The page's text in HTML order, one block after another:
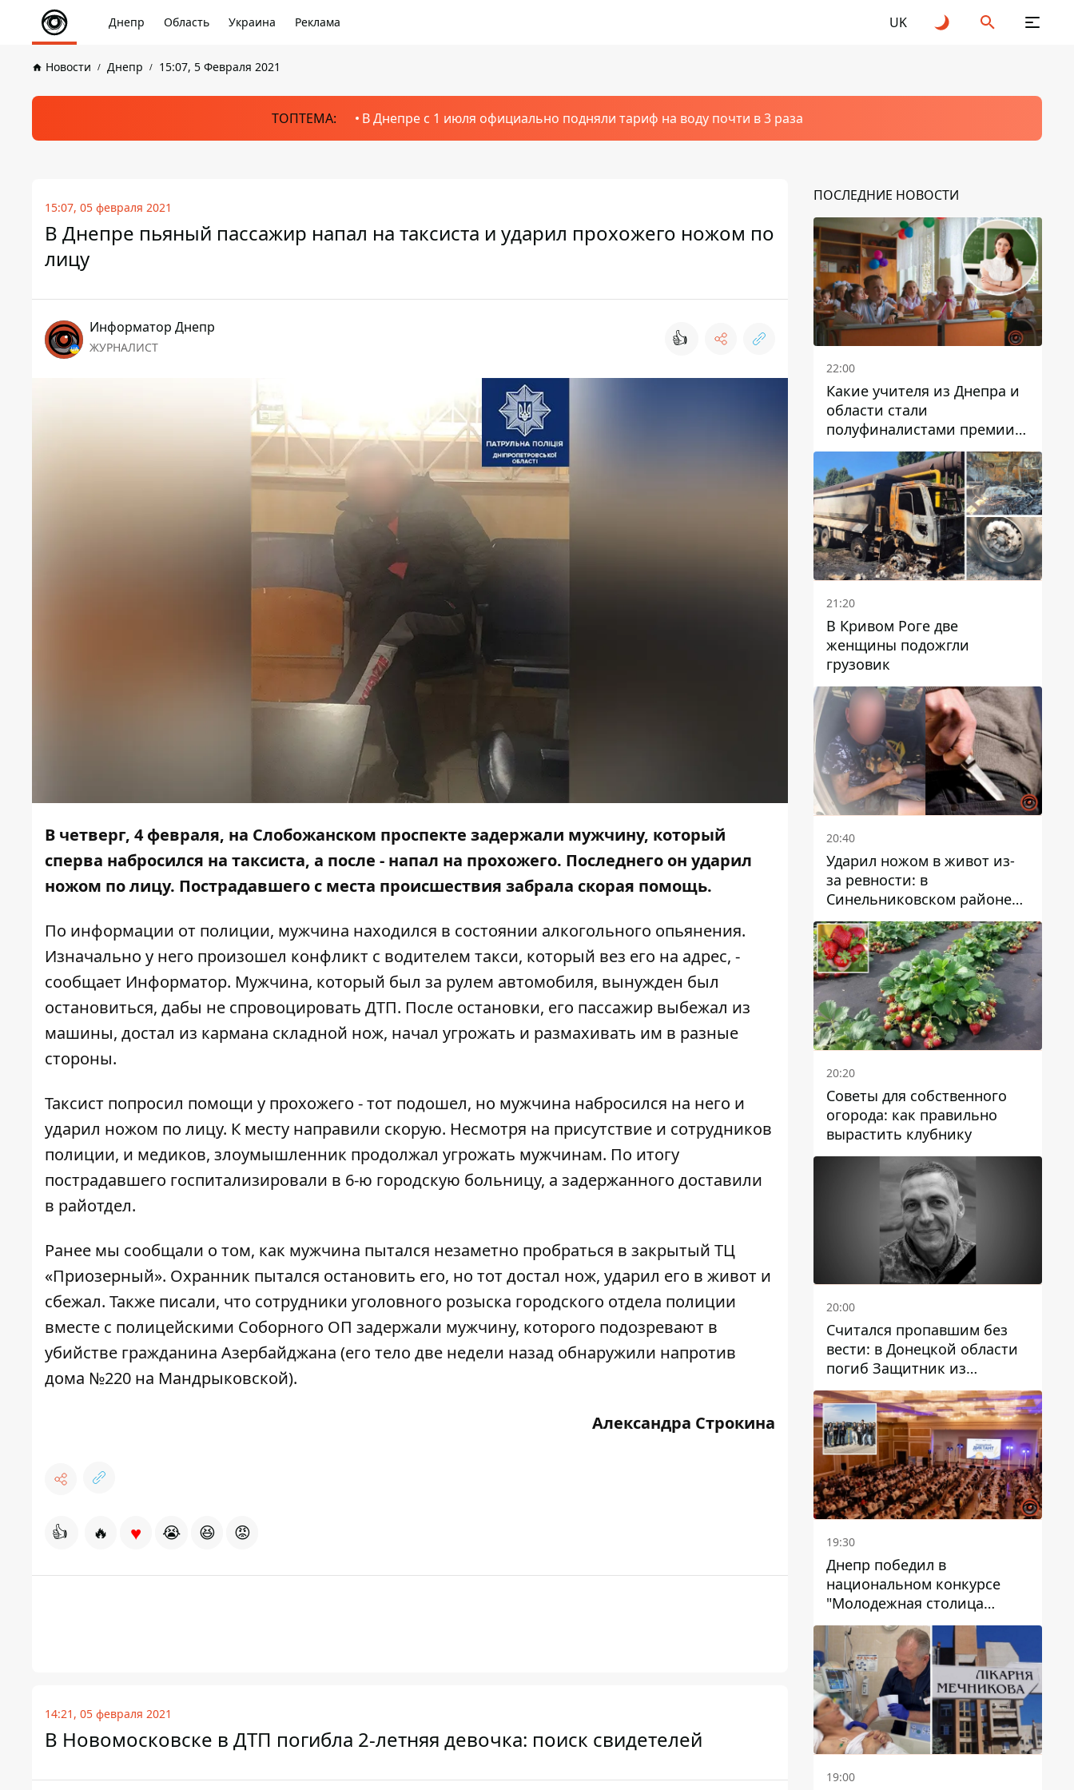
Днепр Область Украина Реклама UK
Новости Днепр 15:07, 5 Февраля 2021
ТОПТЕМА: В Днепре с 1 июля официально подняли тариф на воду почти в 3 раза
15:07, 05 февраля 2021
В Днепре пьяный пассажир напал на таксиста и ударил прохожего ножом по
лицу
Информатор Днепр
ЖУРНАЛИСТ 👍
В четверг, 4 февраля, на Слобожанском проспекте задержали мужчину, который
сперва набросился на таксиста, а после - напал на прохожего. Последнего он ударил
ножом по лицу. Пострадавшего с места происшествия забрала скорая помощь.
По информации от полиции, мужчина находился в состоянии алкогольного опьянения.
Изначально у него произошел конфликт с водителем такси, который вез его на адрес, -
сообщает Информатор. Мужчина, который был за рулем автомобиля, вынужден был
остановиться, дабы не спровоцировать ДТП. После остановки, его пассажир выбежал из
машины, достал из кармана складной нож, начал угрожать и размахивать им в разные
стороны.
Таксист попросил помощи у прохожего - тот подошел, но мужчина набросился на него и
ударил ножом по лицу. К месту направили скорую. Несмотря на присутствие и сотрудников
полиции, и медиков, злоумышленник продолжал угрожать мужчинам. По итогу
пострадавшего госпитализировали в 6-ю городскую больницу, а задержанного доставили
в райотдел.
Ранее мы сообщали о том, как мужчина пытался незаметно пробраться в закрытый ТЦ
«Приозерный». Охранник пытался остановить его, но тот достал нож, ударил его в живот и
сбежал. Также писали, что сотрудники уголовного розыска городского отдела полиции
вместе с полицейскими Соборного ОП задержали мужчину, которого подозревают в
убийстве гражданина Азербайджана (его тело две недели назад обнаружили напротив
дома №220 на Мандрыковской).
Александра Строкина
👍 🔥 ♥ 😭 😆 😡
14:21, 05 февраля 2021
В Новомосковске в ДТП погибла 2-летняя девочка: поиск свидетелей
ПОСЛЕДНИЕ НОВОСТИ
22:00
Какие учителя из Днепра и
области стали
полуфиналистами премии
Global Teacher Prize Ukraine
2026
21:20
В Кривом Роге две
женщины подожгли
грузовик
20:40
Ударил ножом в живот из-
за ревности: в
Синельниковском районе
задержали 49-летнего
мужчину за убийство
20:20
Советы для собственного
огорода: как правильно
вырастить клубнику
20:00
Считался пропавшим без
вести: в Донецкой области
погиб Защитник из
Каменского Антон
Красовский
19:30
Днепр победил в
национальном конкурсе
"Молодежная столица
Украины – 2026"
19:00